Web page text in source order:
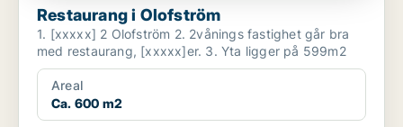
Restaurang i Olofström
1. [xxxxx] 2 Olofström 2. 2vånings fastighet går bra
med restaurang, [xxxxx]er. 3. Yta ligger på 599m2
Areal
Ca. 600 m2